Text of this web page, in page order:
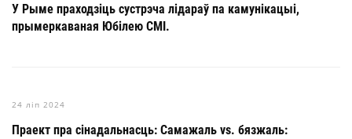
У Рыме праходзіць сустрэча лідараў па камунікацыі,
прымеркаваная Юбілею СМІ.
24 ліп 2024
Праект пра сінадальнасць: Самажаль vs. бязжаль: